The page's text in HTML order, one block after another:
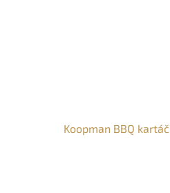
Koopman BBQ